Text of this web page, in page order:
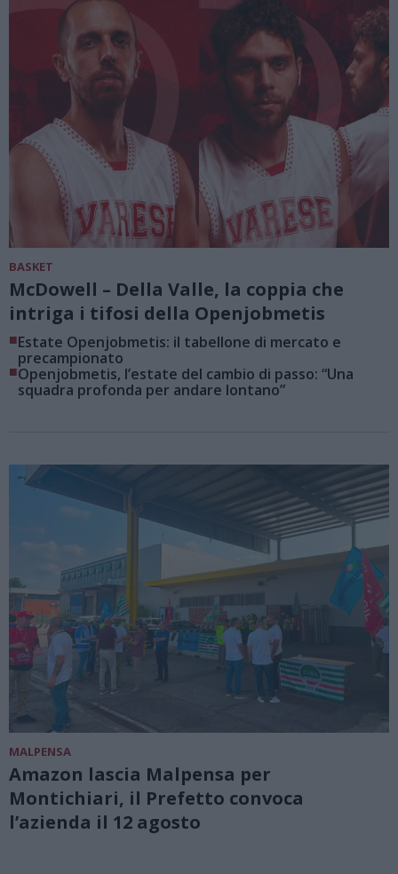
BASKET
McDowell – Della Valle, la coppia che
intriga i tifosi della Openjobmetis
■Estate Openjobmetis: il tabellone di mercato e
precampionato
■Openjobmetis, l’estate del cambio di passo: “Una
squadra profonda per andare lontano”
MALPENSA
Amazon lascia Malpensa per
Montichiari, il Prefetto convoca
l’azienda il 12 agosto